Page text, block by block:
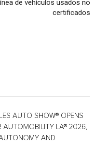
de vehículos usados no
certificados
AUTO SHOW® OPENS
AUTOMOBILITY LA® 2026,
AND